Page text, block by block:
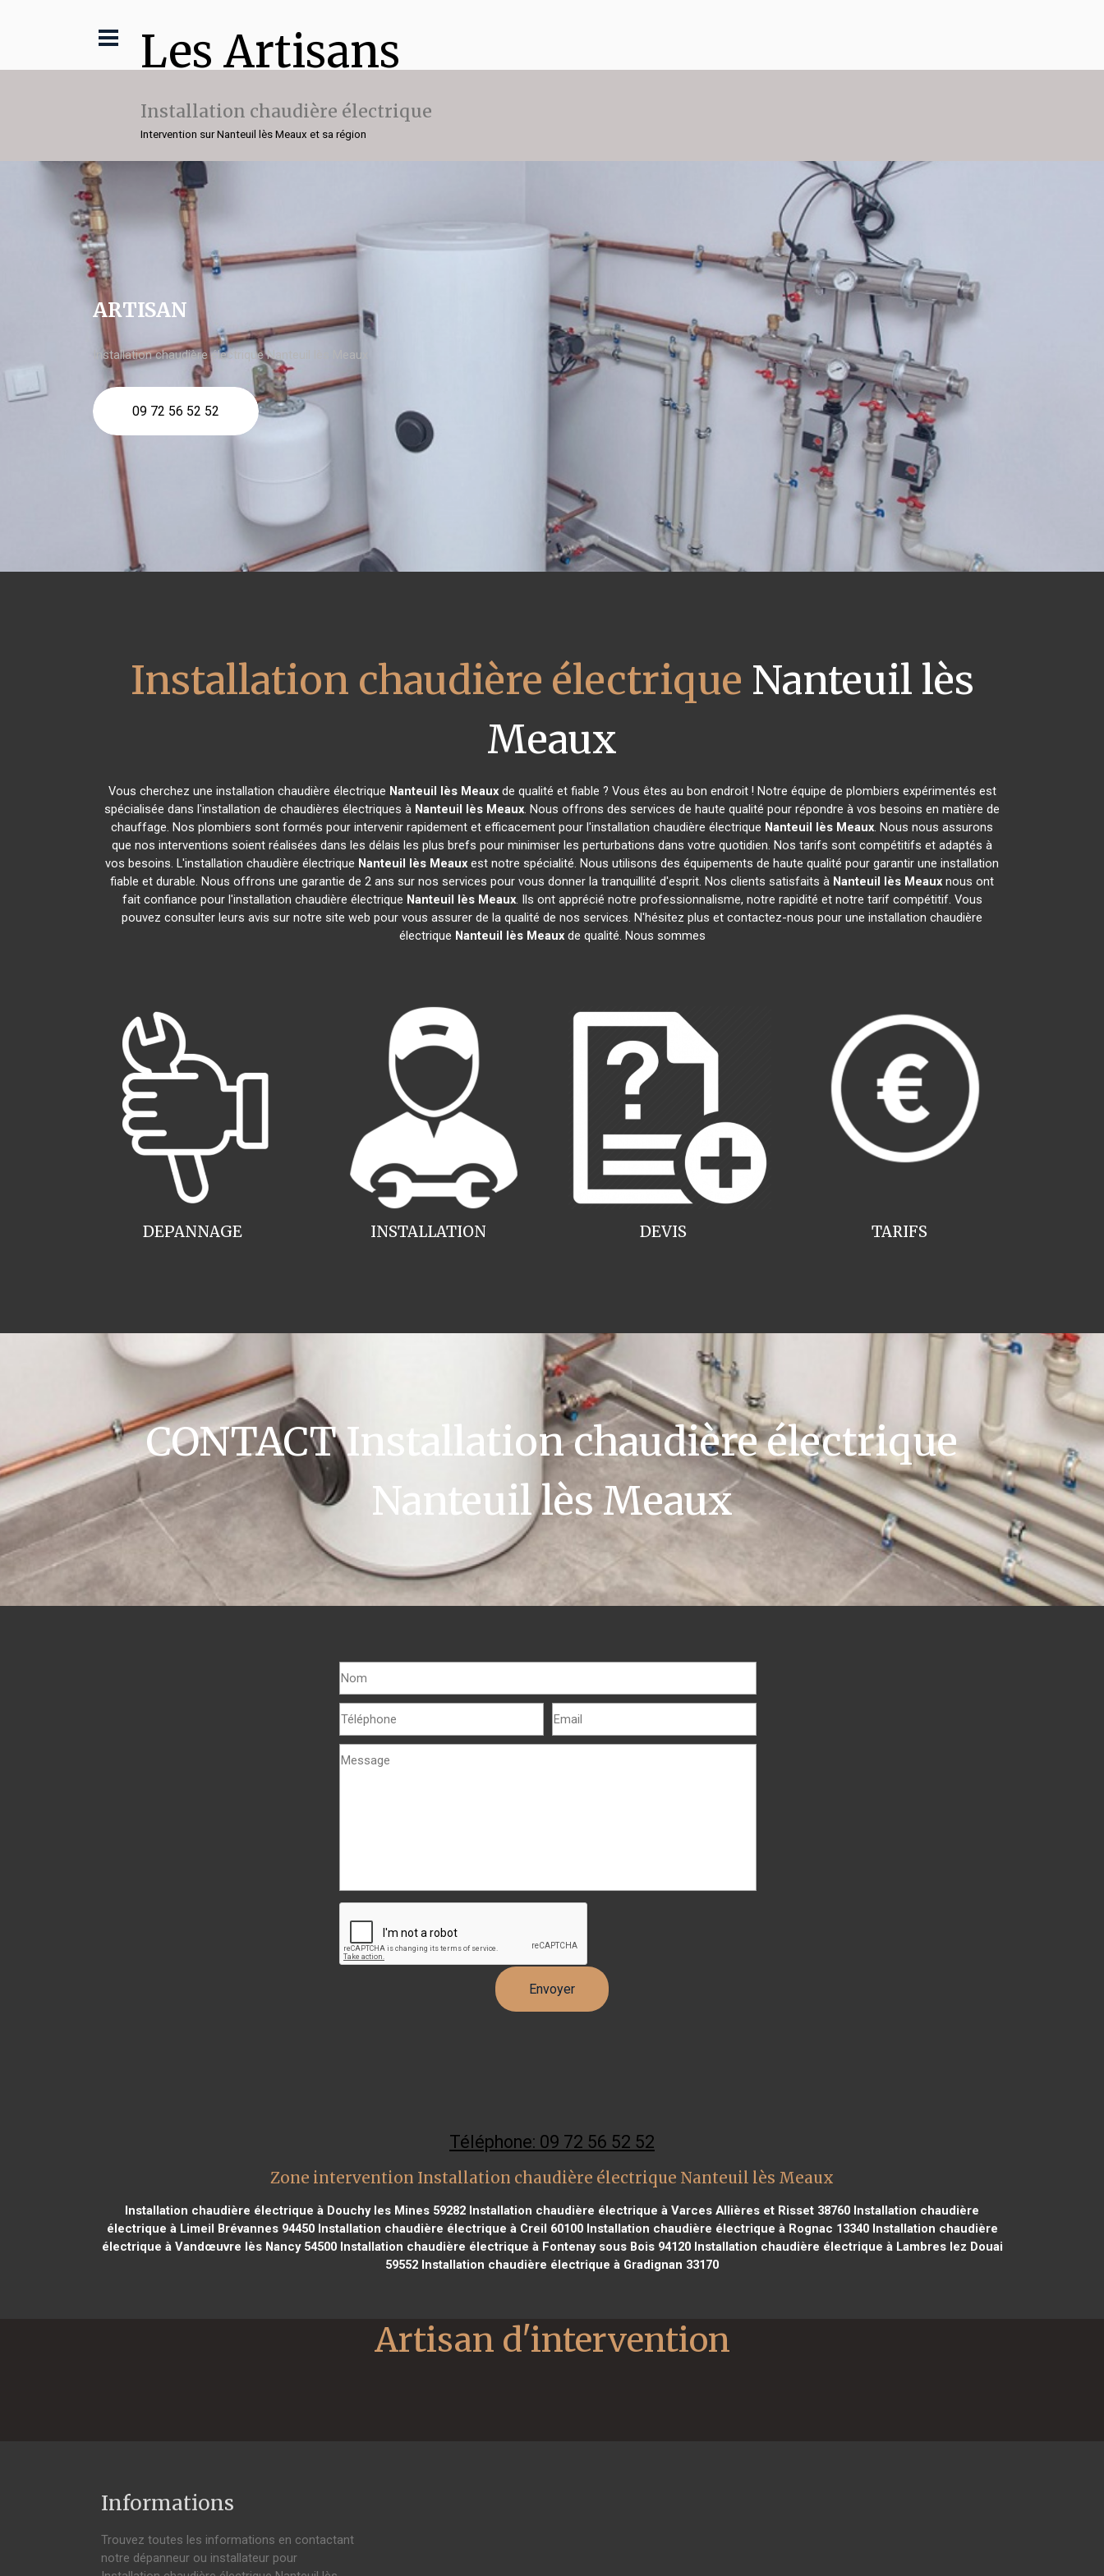
Les Artisans
Installation chaudière électrique
Intervention sur Nanteuil lès Meaux et sa région
ARTISAN
Installation chaudière électrique Nanteuil lès Meaux
09 72 56 52 52
Installation chaudière électrique Nanteuil lès
Meaux
Vous cherchez une installation chaudière électrique Nanteuil lès Meauxde qualité et fiable ? Vous êtes au bon endroit ! Notre équipe de plombiers expérimentés est
spécialisée dans l'installation de chaudières électriques à Nanteuil lès Meaux. Nous offrons des services de haute qualité pour répondre à vos besoins en matière de
chauffage. Nos plombiers sont formés pour intervenir rapidement et efficacement pour l'installation chaudière électrique Nanteuil lès Meaux. Nous nous assurons
que nos interventions soient réalisées dans les délais les plus brefs pour minimiser les perturbations dans votre quotidien. Nos tarifs sont compétitifs et adaptés à
vos besoins. L'installation chaudière électrique Nanteuil lès Meaux est notre spécialité. Nous utilisons des équipements de haute qualité pour garantir une installation
fiable et durable. Nous offrons une garantie de 2 ans sur nos services pour vous donner la tranquillité d'esprit. Nos clients satisfaits à Nanteuil lès Meaux nous ont
fait confiance pour l'installation chaudière électrique Nanteuil lès Meaux. Ils ont apprécié notre professionnalisme, notre rapidité et notre tarif compétitif. Vous
pouvez consulter leurs avis sur notre site web pour vous assurer de la qualité de nos services. N'hésitez plus et contactez-nous pour une installation chaudière
électrique Nanteuil lès Meauxde qualité. Nous sommes
INSTALLATION
DEPANNAGE TARIFS
DEVIS
CONTACT Installation chaudière électrique
Nanteuil lès Meaux
Téléphone: 09 72 56 52 52
Zone intervention Installation chaudière électrique Nanteuil lès Meaux
Installation chaudière électrique à Douchy les Mines 59282 Installation chaudière électrique à Varces Allières et Risset 38760 Installation chaudière
électrique à Limeil Brévannes 94450Installation chaudière électrique à Creil 60100Installation chaudière électrique à Rognac 13340Installation chaudière
électrique à Vandœuvre lès Nancy 54500Installation chaudière électrique à Fontenay sous Bois 94120Installation chaudière électrique à Lambres lez Douai
59552 Installation chaudière électrique à Gradignan 33170
Informations
Trouvez toutes les informations en contactant
notre dépanneur ou installateur pour
Artisan d'intervention